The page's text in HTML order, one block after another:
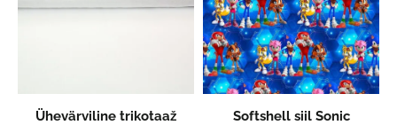
LISA OSTUKORVI
Ühevärviline trikotaaž
LISA OSTUKORVI
Softshell siil Sonic